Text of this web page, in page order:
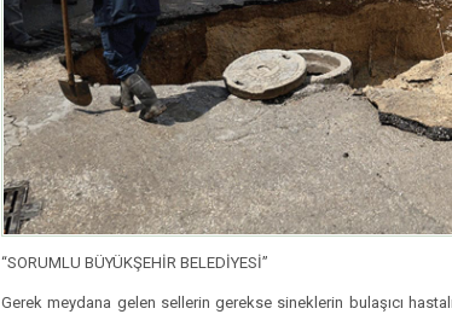
“SORUMLU BÜYÜKŞEHİR BELEDİYESİ”
Gerek meydana gelen sellerin gerekse sineklerin bulaşıcı